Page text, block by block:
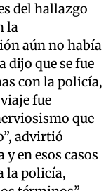
del hallazgo
la
aún no había
dijo que se fue
con la policía,
fue
que
advirtió
en esos casos
la policía,